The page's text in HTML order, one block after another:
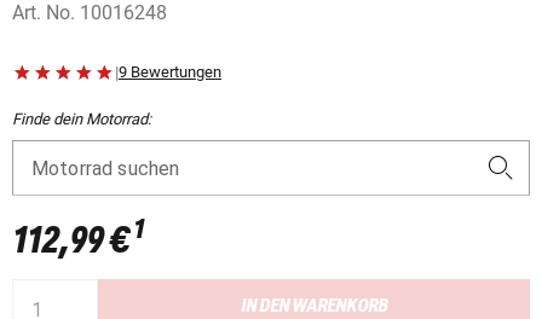
Art. No. 10016248
|9 Bewertungen
Finde dein Motorrad:
Motorrad suchen
112,99 €1
IN DEN WARENKORB